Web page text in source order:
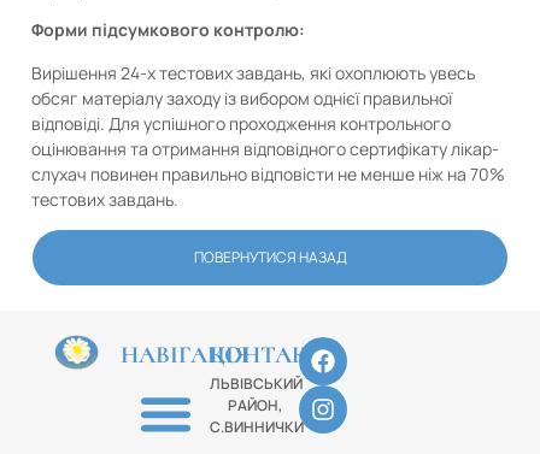
Форми підсумкового контролю:
Вирішення 24-х тестових завдань, які охоплюють увесь
обсяг матеріалу заходу із вибором однієї правильної
відповіді. Для успішного проходження контрольного
оцінювання та отримання відповідного сертифікату лікар-
слухач повинен правильно відповісти не менше ніж на 70%
тестових завдань.
ПОВЕРНУТИСЯ НАЗАД
НАВІГАЦІЯКОНТАКТИ
ЛЬВІВСЬКИЙ
РАЙОН,
С.ВИННИЧКИ